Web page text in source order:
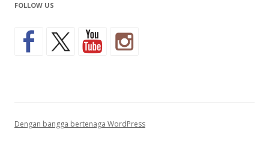
FOLLOW US
Dengan bangga bertenaga WordPress